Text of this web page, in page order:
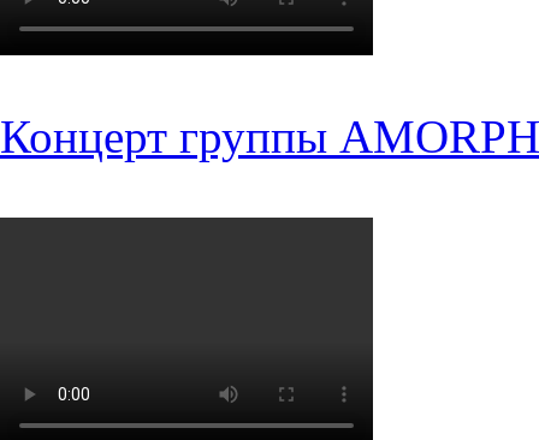
Концерт группы